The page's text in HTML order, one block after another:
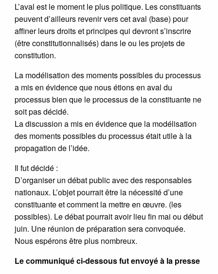
L’aval est le moment le plus politique. Les constituants
peuvent d’ailleurs revenir vers cet aval (base) pour
affiner leurs droits et principes qui devront s’inscrire
(être constitutionnalisés) dans le ou les projets de
constitution.
La modélisation des moments possibles du processus
a mis en évidence que nous étions en aval du
processus bien que le processus de la constituante ne
soit pas décidé.
La discussion a mis en évidence que la modélisation
des moments possibles du processus était utile à la
propagation de l’idée.
Il fut décidé :
D’organiser un débat public avec des responsables
nationaux. L’objet pourrait être la nécessité d’une
constituante et comment la mettre en œuvre. (les
possibles). Le débat pourrait avoir lieu fin mai ou début
juin. Une réunion de préparation sera convoquée.
Nous espérons être plus nombreux.
Le communiqué ci-dessous fut envoyé à la presse